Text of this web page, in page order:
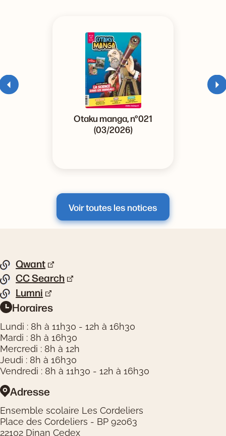
Otaku manga, n°021
(03/2026)
Voir toutes les notices
Pied de page
Liste de liens
Qwant
CC Search
Lumni
Informations pratiques
Horaires
Lundi : 8h à 11h30 - 12h à 16h30
Mardi : 8h à 16h30
Mercredi : 8h à 12h
Jeudi : 8h à 16h30
Vendredi : 8h à 11h30 - 12h à 16h30
Adresse
Ensemble scolaire Les Cordeliers
Place des Cordeliers - BP 92063
22102 Dinan Cedex